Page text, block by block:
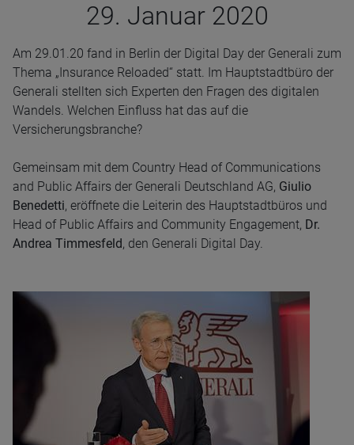
29. Januar 2020
Am 29.01.20 fand in Berlin der Digital Day der Generali zum
Thema „Insurance Reloaded“ statt. Im Hauptstadtbüro der
Generali stellten sich Experten den Fragen des digitalen
Wandels. Welchen Einfluss hat das auf die
Versicherungsbranche?
Gemeinsam mit dem Country Head of Communications
and Public Affairs der Generali Deutschland AG, Giulio
Benedetti, eröffnete die Leiterin des Hauptstadtbüros und
Head of Public Affairs and Community Engagement, Dr.
Andrea Timmesfeld, den Generali Digital Day.